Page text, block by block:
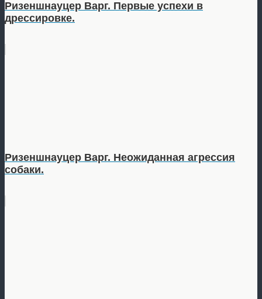
Ризеншнауцер Варг. Первые успехи в
дрессировке.
Ризеншнауцер Варг. Неожиданная агрессия
собаки.